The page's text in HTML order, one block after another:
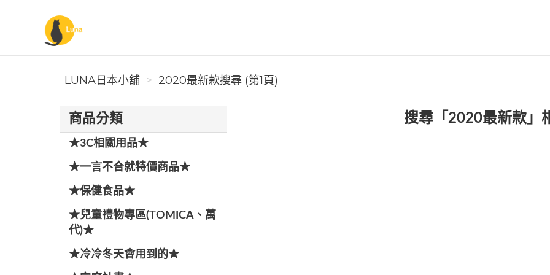
Luna日本小舖
LUNA日本小舖 2020最新款搜尋 (第1頁)
商品分類
★3C相關用品★
★一言不合就特價商品★
★保健食品★
★兒童禮物專區(TOMICA、萬
代)★
★冷冷冬天會用到的★
搜尋「2020最新款」